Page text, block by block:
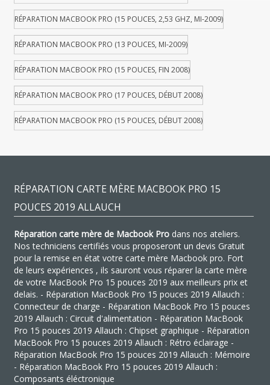
RÉPARATION MACBOOK PRO (15 POUCES, 2,53 GHZ, MI-2009)
RÉPARATION MACBOOK PRO (13 POUCES, MI-2009)
RÉPARATION MACBOOK PRO (15 POUCES, FIN 2008)
RÉPARATION MACBOOK PRO (17 POUCES, DÉBUT 2008)
RÉPARATION MACBOOK PRO (15 POUCES, DÉBUT 2008)
RÉPARATION CARTE MÈRE MACBOOK PRO 15
POUCES 2019 ALLAUCH
Réparation carte mère de Macbook Prodans nos ateliers.
Nos techniciens certifiés vous proposeront un devis Gratuit
pour la remise en état votre carte mère Macbook pro. Fort
de leurs expériences , ils sauront vous réparer la carte mère
de votre MacBook Pro 15 pouces 2019 aux meilleurs prix et
delais. - Réparation MacBook Pro 15 pouces 2019 Allauch :
Connecteur de charge - Réparation MacBook Pro 15 pouces
2019 Allauch : Circuit d'alimentation - Réparation MacBook
Pro 15 pouces 2019 Allauch : Chipset graphique - Réparation
MacBook Pro 15 pouces 2019 Allauch : Rétro éclairage -
Réparation MacBook Pro 15 pouces 2019 Allauch : Mémoire
- Réparation MacBook Pro 15 pouces 2019 Allauch :
Composants éléctronique